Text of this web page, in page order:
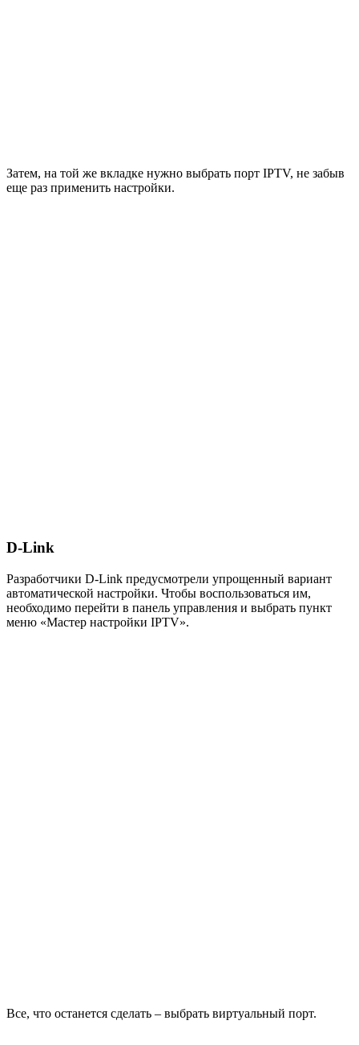
Затем, на той же вкладке нужно выбрать порт IPTV, не забыв
еще раз применить настройки.
D-Link
Разработчики D-Link предусмотрели упрощенный вариант
автоматической настройки. Чтобы воспользоваться им,
необходимо перейти в панель управления и выбрать пункт
меню «Мастер настройки IPTV».
Все, что останется сделать – выбрать виртуальный порт.